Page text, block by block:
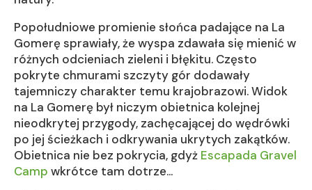
Popołudniowe promienie słońca padające na La
Gomerę sprawiały, że wyspa zdawała się mienić w
różnych odcieniach zieleni i błękitu. Często
pokryte chmurami szczyty gór dodawały
tajemniczy charakter temu krajobrazowi. Widok
na La Gomerę był niczym obietnica kolejnej
nieodkrytej przygody, zachęcającej do wędrówki
po jej ścieżkach i odkrywania ukrytych zakątków.
Obietnica nie bez pokrycia, gdyż Escapada Gravel
Camp wkrótce tam dotrze…